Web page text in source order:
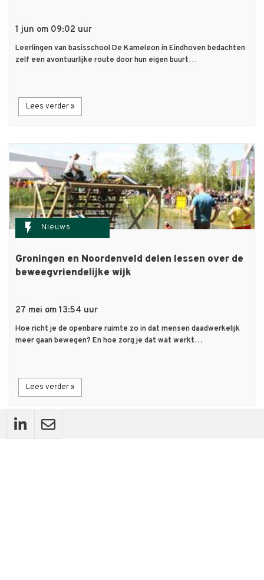
1 jun om 09:02 uur
Leerlingen van basisschool De Kameleon in Eindhoven bedachten
zelf een avontuurlijke route door hun eigen buurt…
Lees verder »
flash_on Nieuws
Groningen en Noordenveld delen lessen over de
beweegvriendelijke wijk
27 mei om 13:54 uur
Hoe richt je de openbare ruimte zo in dat mensen daadwerkelijk
meer gaan bewegen? En hoe zorg je dat wat werkt…
Lees verder »